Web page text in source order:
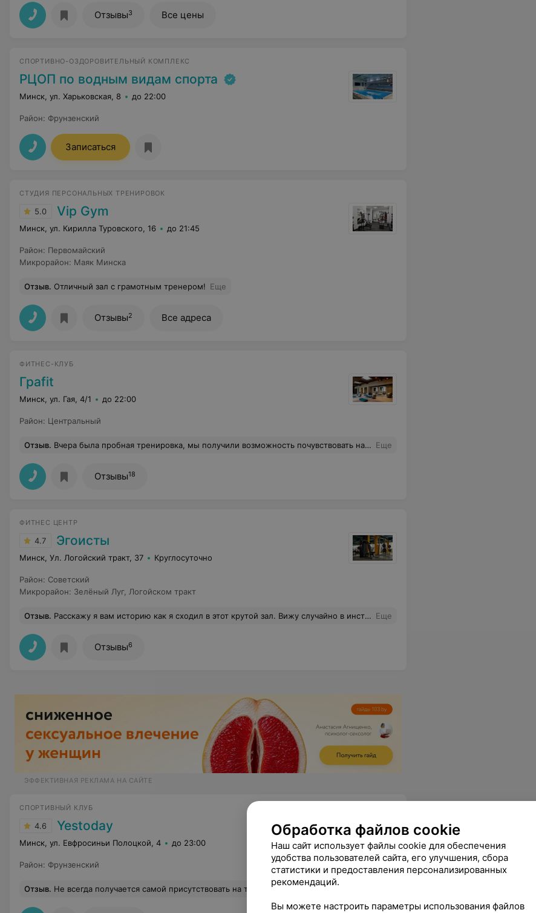
Отзывы3 Все цены
СПОРТИВНО-ОЗДОРОВИТЕЛЬНЫЙ КОМПЛЕКС
РЦОП по водным видам спорта
Минск, ул. Харьковская, 8 до 22:00
Район: Фрунзенский
Записаться
СТУДИЯ ПЕРСОНАЛЬНЫХ ТРЕНИРОВОК
5.0 Vip Gym
Минск, ул. Кирилла Туровского, 16 до 21:45
Район: Первомайский
Микрорайон: Маяк Минска
Отзыв. Отличный зал с грамотным тренером! Еще
Отзывы2 Все адреса
ФИТНЕС-КЛУБ
Граfit
Минск, ул. Гая, 4/1 до 22:00
Район: Центральный
Отзыв. Вчера была пробная тренировка, мы получили возможность почувствовать на себе всю прелесть TRX нагрузки, пока не всё получается, но ощущения замечательные!:) Спасибо нашему тренеру Наталье! Еще
Отзывы18
ФИТНЕС ЦЕНТР
4.7 Эгоисты
Минск, Ул. Логойский тракт, 37 Круглосуточно
Район: Советский
Микрорайон: Зелёный Луг, Логойском тракт
Отзыв. Расскажу я вам историю как я сходил в этот крутой зал. Вижу случайно в инстаграме, что рядом открылся зал, смотрю фото, крутой, большой, работает 24 часа... думаю надо зайти посмотреть. Собрался я в зал, иду такой, прихожу к зданию, нахожу лифт и понимаю что я не знаю на каком этаже зал. Зашел в профиль, не в одном посте, не в одном описании я не нашел на каком они этаже. По итогу я поездил на лифте по разным этажам, вернулся на первый и ушел. Вот так вот я сходил в новый крутой зал. Еще
Отзывы6
ЭФФЕКТИВНАЯ РЕКЛАМА НА САЙТЕ
СПОРТИВНЫЙ КЛУБ
4.6 Yestoday
Минск, ул. Евфросиньи Полоцкой, 4 до 23:00
Район: Фрунзенский
Отзыв. Не всегда получается самой присутствовать на тренировках дочери но имеется возможность с офиса смотреть как она тренируется-это огромный плюс! Но последнее время какие то проблемы с трансляцией, я надеюсь это временно и все поправят..
Обработка файлов cookie
Наш сайт использует файлы cookie для обеспечения
удобства пользователей сайта, его улучшения, сбора
статистики и предоставления персонализированных
рекомендаций.
Вы можете настроить параметры использования файлов